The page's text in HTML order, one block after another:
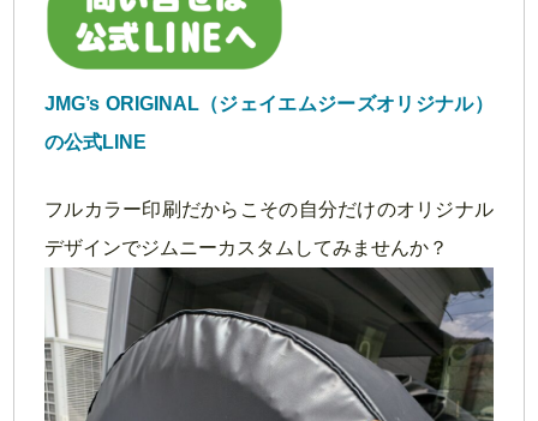
JMG’s ORIGINAL（ジェイエムジーズオリジナル）
の公式LINE
フルカラー印刷だからこその自分だけのオリジナル
デザインでジムニーカスタムしてみませんか？